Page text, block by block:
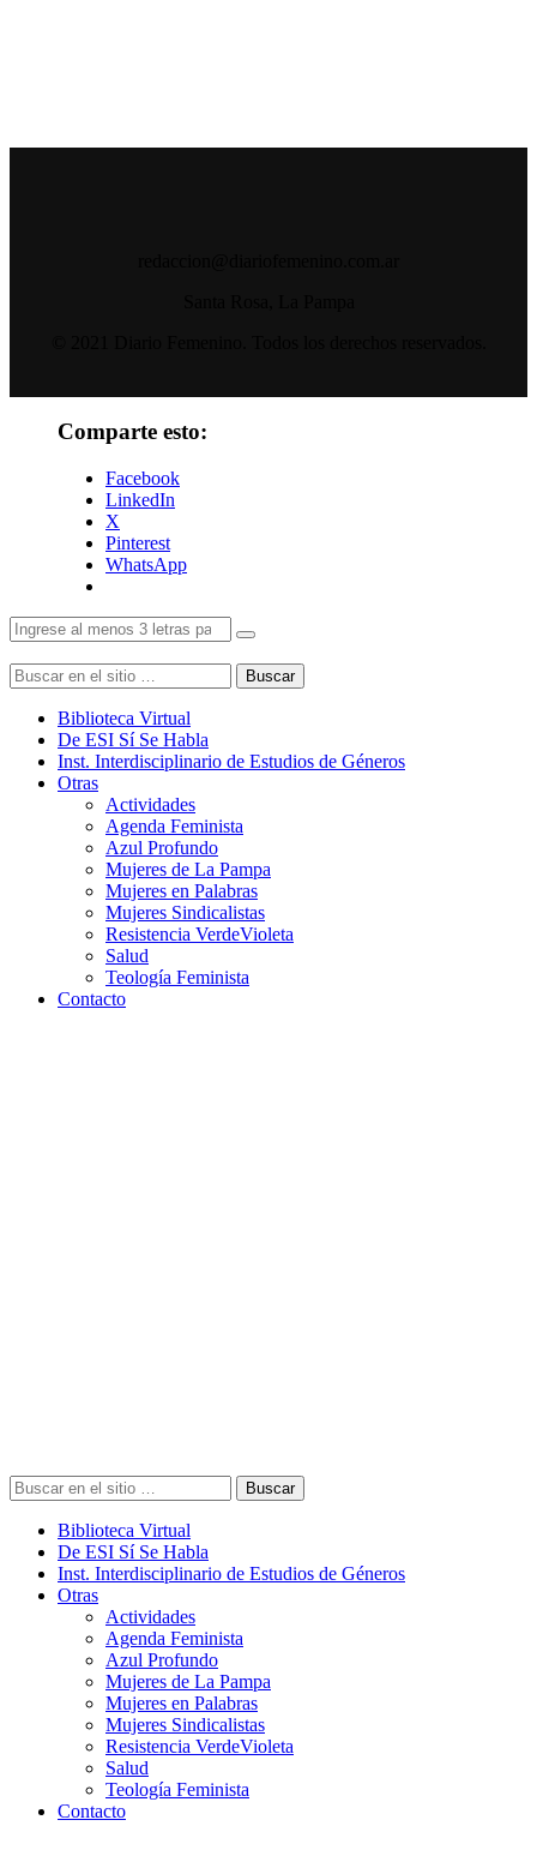
Comparte esto:
Facebook
LinkedIn
X
Pinterest
WhatsApp
Buscar
Biblioteca Virtual
De ESI Sí Se Habla
Inst. Interdisciplinario de Estudios de Géneros
Otras
Actividades
Agenda Feminista
Azul Profundo
Mujeres de La Pampa
Mujeres en Palabras
Mujeres Sindicalistas
Resistencia VerdeVioleta
Salud
Teología Feminista
Contacto
Buscar
Biblioteca Virtual
De ESI Sí Se Habla
Inst. Interdisciplinario de Estudios de Géneros
Otras
Actividades
Agenda Feminista
Azul Profundo
Mujeres de La Pampa
Mujeres en Palabras
Mujeres Sindicalistas
Resistencia VerdeVioleta
Salud
Teología Feminista
Contacto